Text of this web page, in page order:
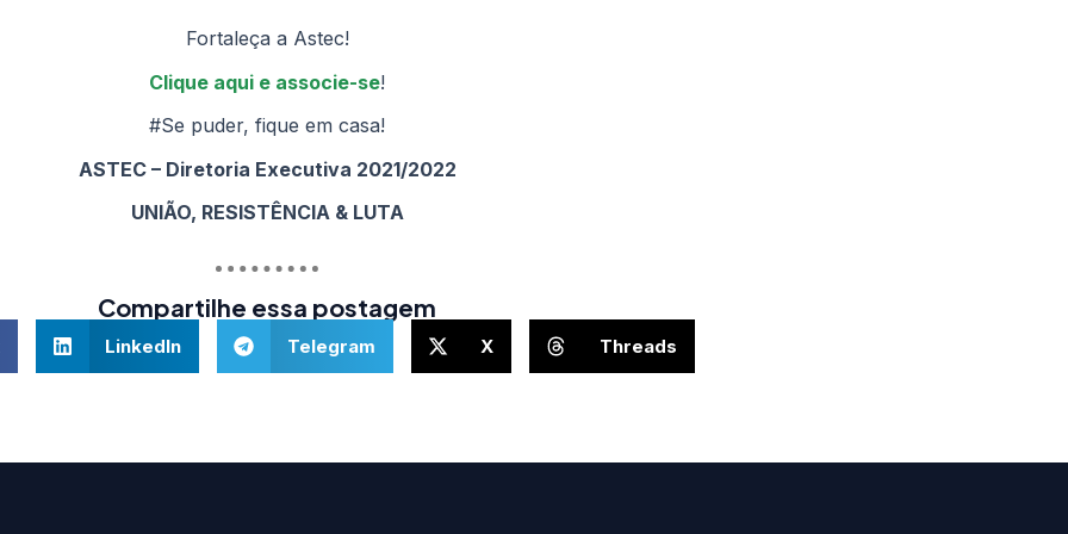
Fortaleça a Astec!
Clique aqui e associe-se!
#Se puder, fique em casa!
ASTEC – Diretoria Executiva 2021/2022
UNIÃO, RESISTÊNCIA & LUTA
Compartilhe essa postagem
LinkedIn Telegram X Threads